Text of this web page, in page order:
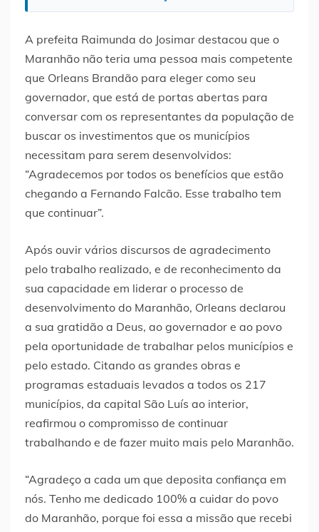
A prefeita Raimunda do Josimar destacou que o
Maranhão não teria uma pessoa mais competente
que Orleans Brandão para eleger como seu
governador, que está de portas abertas para
conversar com os representantes da população de
buscar os investimentos que os municípios
necessitam para serem desenvolvidos:
“Agradecemos por todos os benefícios que estão
chegando a Fernando Falcão. Esse trabalho tem
que continuar”.
Após ouvir vários discursos de agradecimento
pelo trabalho realizado, e de reconhecimento da
sua capacidade em liderar o processo de
desenvolvimento do Maranhão, Orleans declarou
a sua gratidão a Deus, ao governador e ao povo
pela oportunidade de trabalhar pelos municípios e
pelo estado. Citando as grandes obras e
programas estaduais levados a todos os 217
municípios, da capital São Luís ao interior,
reafirmou o compromisso de continuar
trabalhando e de fazer muito mais pelo Maranhão.
“Agradeço a cada um que deposita confiança em
nós. Tenho me dedicado 100% a cuidar do povo
do Maranhão, porque foi essa a missão que recebi